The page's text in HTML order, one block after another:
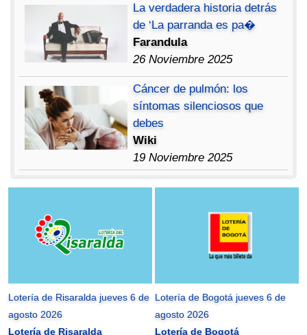
La verdadera historia detrás
de ‘La parranda es pa�
Farandula
26 Noviembre 2025
Cáncer de pulmón: los
síntomas silenciosos que
debes
Wiki
19 Noviembre 2025
Lotería de Risaralda jueves 6 de
agosto 2026
Lotería de Risaralda
Lotería de Bogotá jueves 6 de
agosto 2026
Lotería de Bogotá